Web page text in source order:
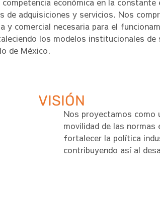
de adquisiciones y servicios. Nos
y comercial necesaria para el
los modelos institucionales
de México.
VISIÓN
Nos proyectamos como
movilidad de las
fortalecer la política
contribuyendo así al